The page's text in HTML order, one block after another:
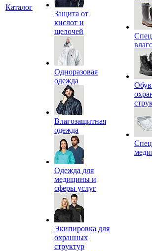
Каталог
Защита от
кислот и
щелочей
Одноразовая
одежда
Влагозащитная
одежда
Одежда для
медицины и
сферы услуг
Экипировка для
охранных
структур